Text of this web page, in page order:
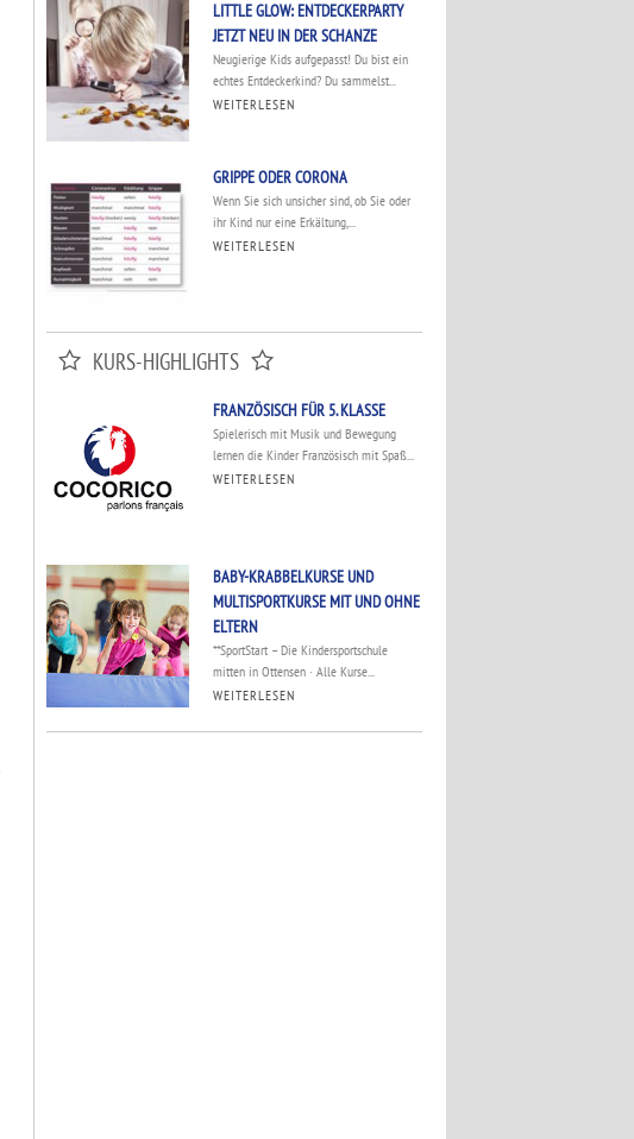
LITTLE GLOW: ENTDECKERPARTY
JETZT NEU IN DER SCHANZE
Neugierige Kids aufgepasst! Du bist ein
echtes Entdeckerkind? Du sammelst...
WEITERLESEN
GRIPPE ODER CORONA
Wenn Sie sich unsicher sind, ob Sie oder
ihr Kind nur eine Erkältung,...
WEITERLESEN
KURS-HIGHLIGHTS
FRANZÖSISCH FÜR 5. KLASSE
Spielerisch mit Musik und Bewegung
lernen die Kinder Französisch mit Spaß...
WEITERLESEN
BABY-KRABBELKURSE UND
MULTISPORTKURSE MIT UND OHNE
ELTERN
**SportStart – Die Kindersportschule
mitten in Ottensen · Alle Kurse...
WEITERLESEN